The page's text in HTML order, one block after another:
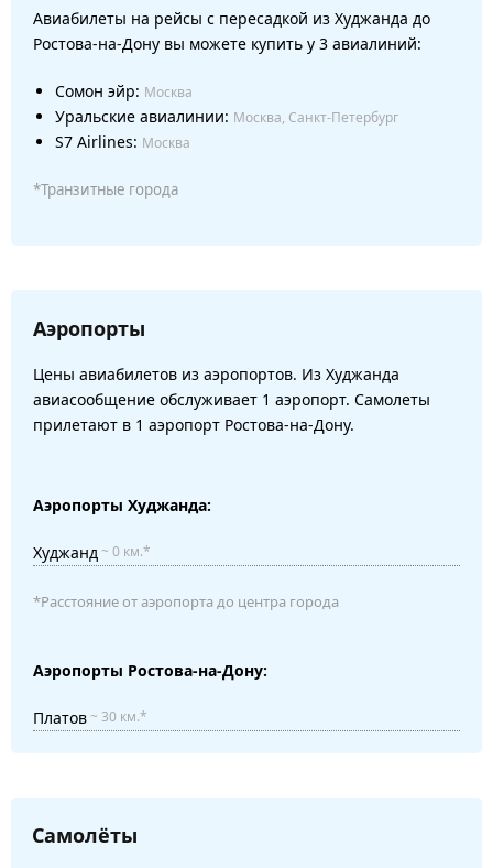
Авиабилеты на рейсы с пересадкой из Худжанда до
Ростова-на-Дону вы можете купить у 3 авиалиний:
Сомон эйр: Москва
Уральские авиалинии: Москва, Санкт-Петербург
S7 Airlines: Москва
*Транзитные города
Аэропорты
Цены авиабилетов из аэропортов. Из Худжанда
авиасообщение обслуживает 1 аэропорт. Самолеты
прилетают в 1 аэропорт Ростова-на-Дону.
Аэропорты Худжанда:
Худжанд ~ 0 км.*
*Расстояние от аэропорта до центра города
Аэропорты Ростова-на-Дону:
Платов~ 30 км.*
Самолёты